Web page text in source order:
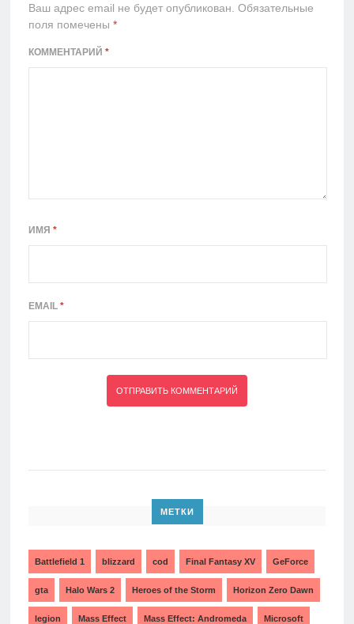
Ваш адрес email не будет опубликован. Обязательные
поля помечены *
КОММЕНТАРИЙ *
ИМЯ *
EMAIL *
МЕТКИ
Battlefield 1 blizzard cod Final Fantasy XV GeForce
gta Halo Wars 2 Heroes of the Storm Horizon Zero Dawn
legion Mass Effect Mass Effect: Andromeda Microsoft